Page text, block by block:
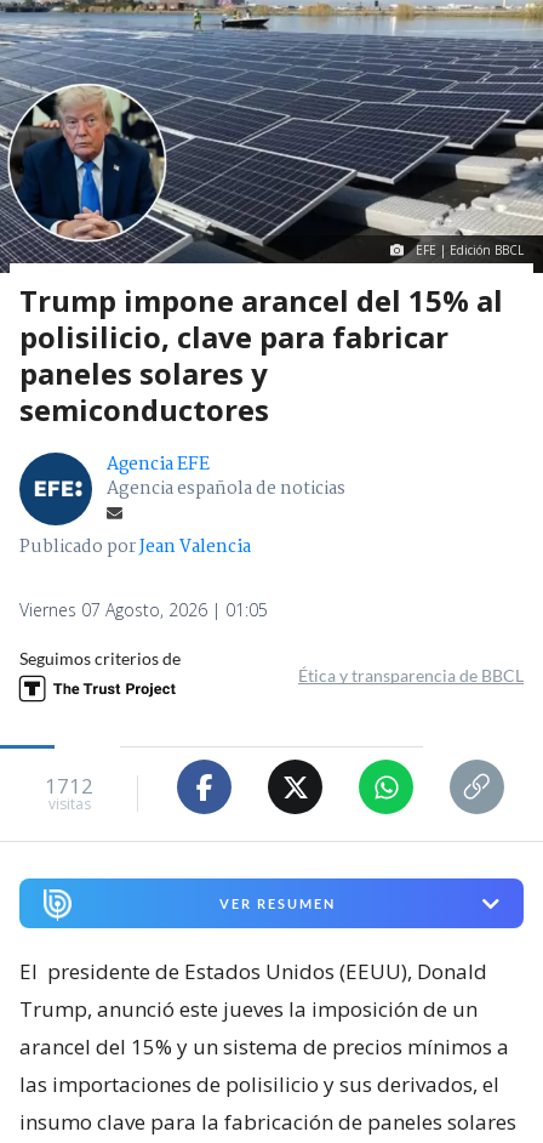
EFE | Edición BBCL
Trump impone arancel del 15% al
polisilicio, clave para fabricar
paneles solares y
semiconductores
Agencia EFE
Agencia española de noticias
Publicado porJean Valencia
Viernes 07 Agosto, 2026 | 01:05
Seguimos criterios de
Ética y transparencia de BBCL
1712
visitas
VER RESUMEN
El presidente de Estados Unidos (EEUU), Donald
Trump, anunció este jueves la imposición de un
arancel del 15% y un sistema de precios mínimos a
las importaciones de polisilicio y sus derivados, el
insumo clave para la fabricación de paneles solares